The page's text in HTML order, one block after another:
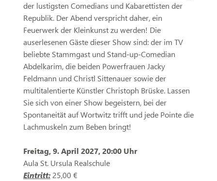
der lustigsten Comedians und Kabarettisten der
Republik. Der Abend verspricht daher, ein
Feuerwerk der Kleinkunst zu werden! Die
auserlesenen Gäste dieser Show sind: der im TV
beliebte Stammgast und Stand-up-Comedian
Abdelkarim, die beiden Powerfrauen Jacky
Feldmann und Christl Sittenauer sowie der
multitalentierte Künstler Christoph Brüske. Lassen
Sie sich von einer Show begeistern, bei der
Spontaneität auf Wortwitz trifft und jede Pointe die
Lachmuskeln zum Beben bringt!
Freitag, 9. April 2027, 20:00 Uhr
Aula St. Ursula Realschule
Eintritt:25,00 €